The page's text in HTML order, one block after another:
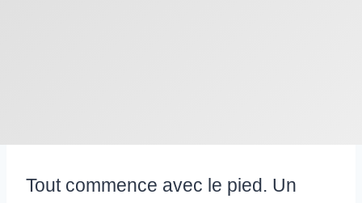
Tout commence avec le pied. Un